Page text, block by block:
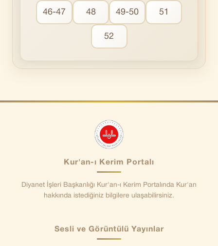
46-47 48 49-50 51
52
Kur'an-ı Kerim Portalı
Diyanet İşleri Başkanlığı Kur'an-ı Kerim Portalında Kur'an
hakkında istediğiniz bilgilere ulaşabilirsiniz.
Sesli ve Görüntülü Yayınlar